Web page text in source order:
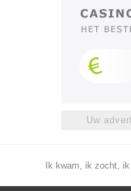
Uw
Ik kwam, ik zocht,